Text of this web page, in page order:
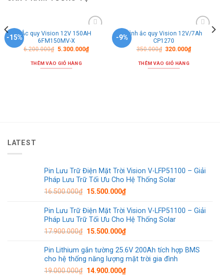
-15%
Thêm
danh
Ắc quy Vision 12V 150AH
6FM150MV-X
6.200.000₫ 5.300.000₫
THÊM VÀO GIỎ HÀNG
-9%
Thêm
Bình ắc quy Vision 12V/7Ah
CP1270
350.000₫ 320.000₫
THÊM VÀO GIỎ HÀNG
LATEST
Pin Lưu Trữ Điện Mặt Trời Vision V-LFP51100 – Giải
Pháp Lưu Trữ Tối Ưu Cho Hệ Thống Solar
16.500.000₫ 15.500.000₫
Pin Lưu Trữ Điện Mặt Trời Vision V-LFP51100 – Giải
Pháp Lưu Trữ Tối Ưu Cho Hệ Thống Solar
17.900.000₫ 15.500.000₫
Pin Lithium gắn tường 25.6V 200Ah tích hợp BMS
cho hệ thống năng lượng mặt trời gia đình
19.000.000₫ 14.900.000₫